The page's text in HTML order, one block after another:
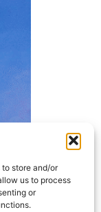
store and/or
us to process
or
केवल